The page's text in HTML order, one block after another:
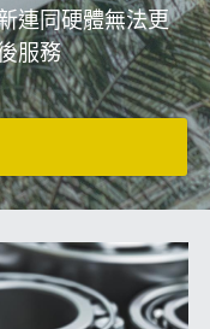
連同硬體無法更
服務